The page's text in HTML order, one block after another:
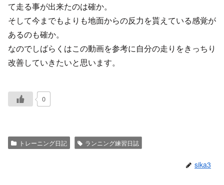
て走る事が出来たのは確か。
そして今までもよりも地面からの反力を貰えている感覚が
あるのも確か。
なのでしばらくはこの動画を参考に自分の走りをきっちり
改善していきたいと思います。
0
トレーニング日記 ランニング練習日誌
sika3